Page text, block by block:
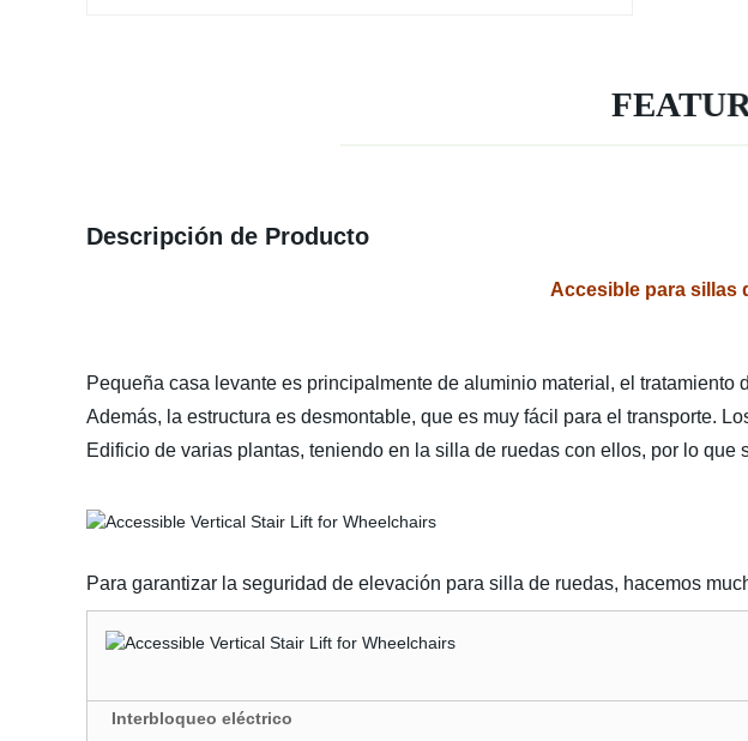
Descripción de Producto
Accesible para sillas
Pequeña casa levante es principalmente de aluminio material, el
Además, la estructura es desmontable, que es muy fácil para el transporte.
Edificio de varias plantas, teniendo en la silla de ruedas con ellos, por lo que
Para garantizar la seguridad de elevación para silla de ruedas, hacemos
Interbloqueo eléctrico